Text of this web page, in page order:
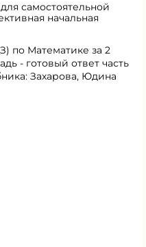
самостоятельной
начальная
по Математике за 2
- готовый ответ часть
Захарова, Юдина